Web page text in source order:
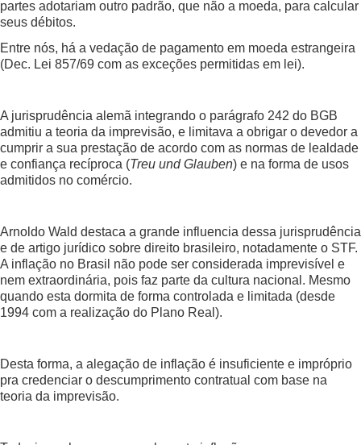
partes adotariam outro padrão, que não a moeda, para calcular
seus débitos.
Entre nós, há a vedação de pagamento em moeda estrangeira
(Dec. Lei 857/69 com as exceções permitidas em lei).
A jurisprudência alemã integrando o parágrafo 242 do BGB
admitiu a teoria da imprevisão, e limitava a obrigar o devedor a
cumprir a sua prestação de acordo com as normas de lealdade
e confiança recíproca (Treu und Glauben) e na forma de usos
admitidos no comércio.
Arnoldo Wald destaca a grande influencia dessa jurisprudência
e de artigo jurídico sobre direito brasileiro, notadamente o STF.
A inflação no Brasil não pode ser considerada imprevisível e
nem extraordinária, pois faz parte da cultura nacional. Mesmo
quando esta dormita de forma controlada e limitada (desde
1994 com a realização do Plano Real).
Desta forma, a alegação de inflação é insuficiente e impróprio
pra credenciar o descumprimento contratual com base na
teoria da imprevisão.